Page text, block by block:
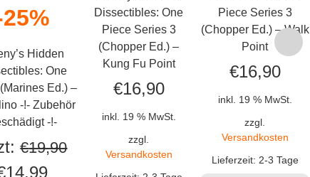
Hidden
One
Ed.) –
-!- Zubehör
-!-
€19,90
14,99Aktueller
Dissectibles: One
Piece Series 3
(Chopper Ed.) –
Kung Fu Point
€16,90
inkl. 19 % MwSt.
zzgl.
Versandkosten
Piece Series 3
(Chopper Ed.) – Walk
Point
€16,90
inkl. 19 % MwSt.
zzgl.
Versandkosten
Lieferzeit: 2-3 Tage